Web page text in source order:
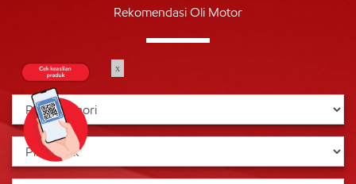
Rekomendasi Oli Motor
x